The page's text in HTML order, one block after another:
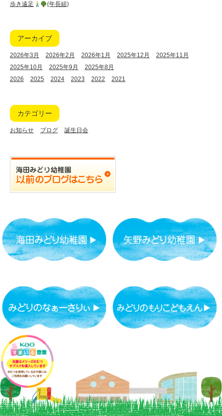
歩き遠足
(年長組)
アーカイブ
2026年3月 2026年2月 2026年1月 2025年12月
2025年11月
2025年10月
2025年9月
2025年8月
2026
2025 2024 2023 2022 2021
カテゴリー
お知らせ ブログ 誕生日会